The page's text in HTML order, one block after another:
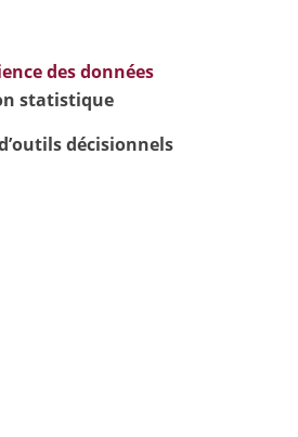
des données
statistique
décisionnels